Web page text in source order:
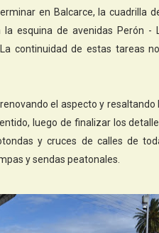
en Balcarce, la cuadrilla
esquina de avenidas Perón -
continuidad de estas tareas
el aspecto y
luego de finalizar los
y cruces de calles de
y sendas peatonales.